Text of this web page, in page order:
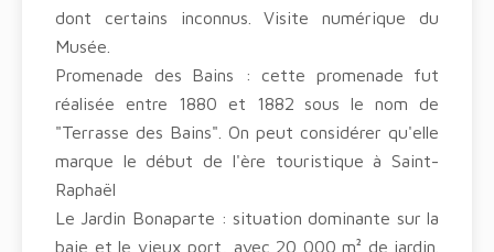
dont certains inconnus. Visite numérique du
Musée.
Promenade des Bains : cette promenade fut
réalisée entre 1880 et 1882 sous le nom de
"Terrasse des Bains". On peut considérer qu'elle
marque le début de l'ère touristique à Saint-
Raphaël
Le Jardin Bonaparte : situation dominante sur la
baie et le vieux port, avec 20 000 m² de jardin.